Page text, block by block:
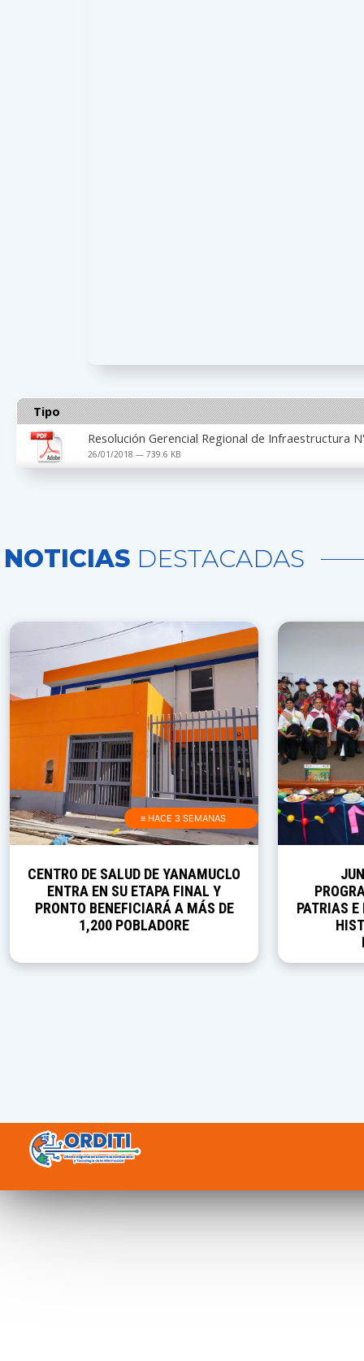
Tipo
Resolución Gerencial Regional de Infraestructura
26/01/2018 — 739.6 KB
NOTICIAS DESTACADAS
≡ HACE 3 SEMANAS
CENTRO DE SALUD DE YANAMUCLO
ENTRA EN SU ETAPA FINAL Y
PRONTO BENEFICIARÁ A MÁS DE
1,200 POBLADORE
PATRIAS